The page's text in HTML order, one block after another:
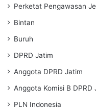
Perketat Pengawasan
Bintan
Buruh
DPRD Jatim
Anggota DPRD Jatim
Anggota Komisi B DPRD
PLN Indonesia